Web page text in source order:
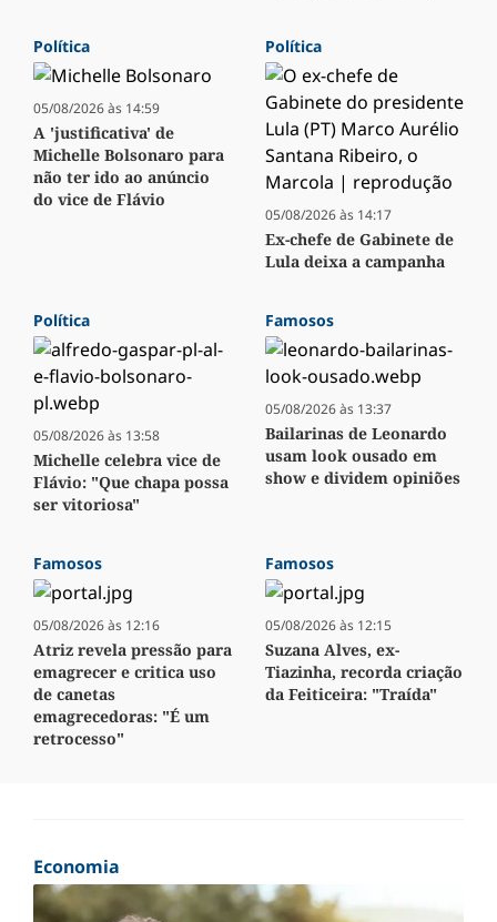
Política
05/08/2026 às 14:59
A 'justificativa' de
Michelle Bolsonaro para
não ter ido ao anúncio
do vice de Flávio
Política
05/08/2026 às 14:17
Ex-chefe de Gabinete de
Lula deixa a campanha
Política
05/08/2026 às 13:58
Michelle celebra vice de
Flávio: "Que chapa possa
ser vitoriosa"
Famosos
05/08/2026 às 13:37
Bailarinas de Leonardo
usam look ousado em
show e dividem opiniões
Famosos
05/08/2026 às 12:16
Atriz revela pressão para
emagrecer e critica uso
de canetas
emagrecedoras: "É um
retrocesso"
Famosos
05/08/2026 às 12:15
Suzana Alves, ex-
Tiazinha, recorda criação
da Feiticeira: "Traída"
Economia